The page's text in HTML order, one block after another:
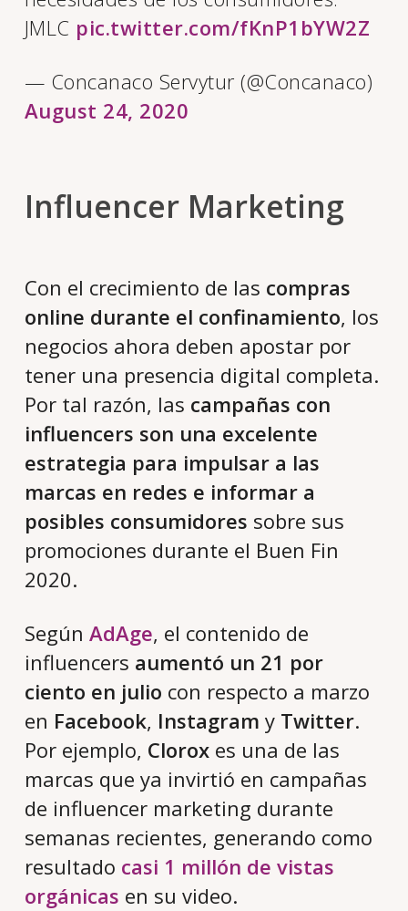
JMLC pic.twitter.com/fKnP1bYW2Z
— Concanaco Servytur (@Concanaco)
August 24, 2020
Influencer Marketing
Con el crecimiento de las compras
online durante el confinamiento, los
negocios ahora deben apostar por
tener una presencia digital completa.
Por tal razón, las campañas con
influencers son una excelente
estrategia para impulsar a las
marcas en redes e informar a
posibles consumidores sobre sus
promociones durante el Buen Fin
2020.
Según AdAge, el contenido de
influencers aumentó un 21 por
ciento en julio con respecto a marzo
en Facebook, Instagram y Twitter.
Por ejemplo, Cloroxes una de las
marcas que ya invirtió en campañas
de influencer marketing durante
semanas recientes, generando como
resultado casi 1 millón de vistas
orgánicas en su video.